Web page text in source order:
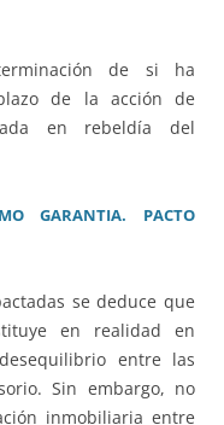
de si ha
de la acción de
en rebeldía del
GARANTIA. PACTO
se deduce que
en realidad en
entre las
Sin embargo, no
inmobiliaria entre